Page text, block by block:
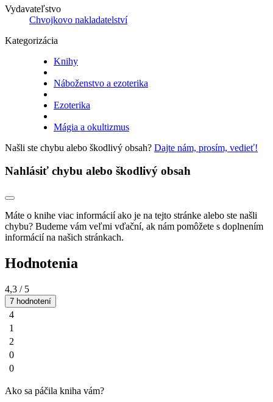
Vydavateľstvo
Chvojkovo nakladatelství
Kategorizácia
Knihy
Náboženstvo a ezoterika
Ezoterika
Mágia a okultizmus
Našli ste chybu alebo škodlivý obsah? Dajte nám, prosím, vedieť!
Nahlásiť chybu alebo škodlivý obsah
Máte o knihe viac informácií ako je na tejto stránke alebo ste našli
chybu? Budeme vám veľmi vďační, ak nám pomôžete s doplnením
informácií na našich stránkach.
Hodnotenia
4,3 / 5
7 hodnotení
4
1
2
0
0
Ako sa páčila kniha vám?